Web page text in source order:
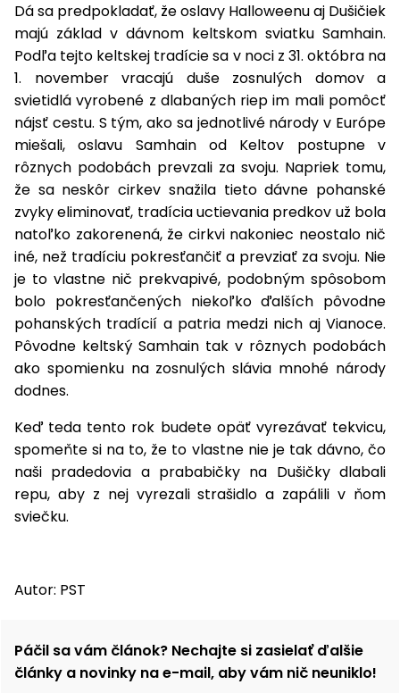
Rozmetadlá
a posypové
vozíky
Čerpadlá
a
vodárne
Vysokotlakové
umývačky
Zametacie
stroje
Snežné
frézy
Odhŕňače
a lopaty
na sneh
a rosiče
Príslušenstvo
Vykurovanie
Navijaky
Príslušenstvo
Bagre
Dá sa predpokladať, že oslavy Halloweenu aj Dušičiek
majú základ v dávnom keltskom sviatku Samhain.
Podľa tejto keltskej tradície sa v noci z 31. októbra na
1. november vracajú duše zosnulých domov a
svietidlá vyrobené z dlabaných riep im mali pomôcť
nájsť cestu. S tým, ako sa jednotlivé národy v Európe
miešali, oslavu Samhain od Keltov postupne v
rôznych podobách prevzali za svoju. Napriek tomu,
že sa neskôr cirkev snažila tieto dávne pohanské
zvyky eliminovať, tradícia uctievania predkov už bola
natoľko zakorenená, že cirkvi nakoniec neostalo nič
iné, než tradíciu pokresťančiť a prevziať za svoju. Nie
je to vlastne nič prekvapivé, podobným spôsobom
bolo pokresťančených niekoľko ďalších pôvodne
pohanských tradícií a patria medzi nich aj Vianoce.
Pôvodne keltský Samhain tak v rôznych podobách
ako spomienku na zosnulých slávia mnohé národy
dodnes.
Keď teda tento rok budete opäť vyrezávať tekvicu,
spomeňte si na to, že to vlastne nie je tak dávno, čo
naši pradedovia a prababičky na Dušičky dlabali
repu, aby z nej vyrezali strašidlo a zapálili v ňom
sviečku.
Autor: PST
Páčil sa vám článok? Nechajte si zasielať ďalšie
články a novinky na e-mail, aby vám nič neuniklo!